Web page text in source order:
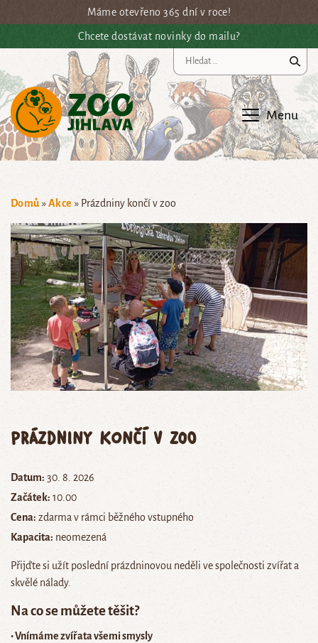
Přejít na hlavní obsahMáme otevřeno 365 dní v roce!
Chcete dostávat novinky do mailu?
Menu
Domů »Akce » Prázdniny končí v zoo
Prázdniny končí v zoo
Datum: 30. 8. 2026
Začátek: 10.00
Cena: zdarma v rámci běžného vstupného
Kapacita: neomezená
Přijďte si užít poslední prázdninovou neděli ve společnosti zvířat a
skvělé nálady.
Na co se můžete těšit?
• Vnímáme zvířata všemi smysly